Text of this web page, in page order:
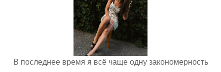
В последнее время я всё чаще одну закономерность